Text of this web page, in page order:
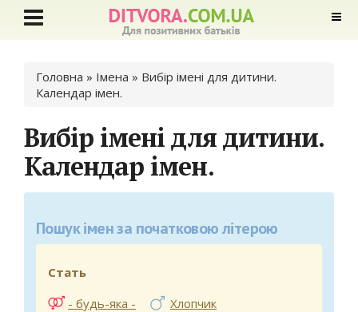
Ви є тут
Головна » Імена » Вибір імені для дитини.
Календар імен.
Вибір імені для дитини.
Календар імен.
Пошук імен за початковою літерою
Стать
- будь-яка -
Хлопчик